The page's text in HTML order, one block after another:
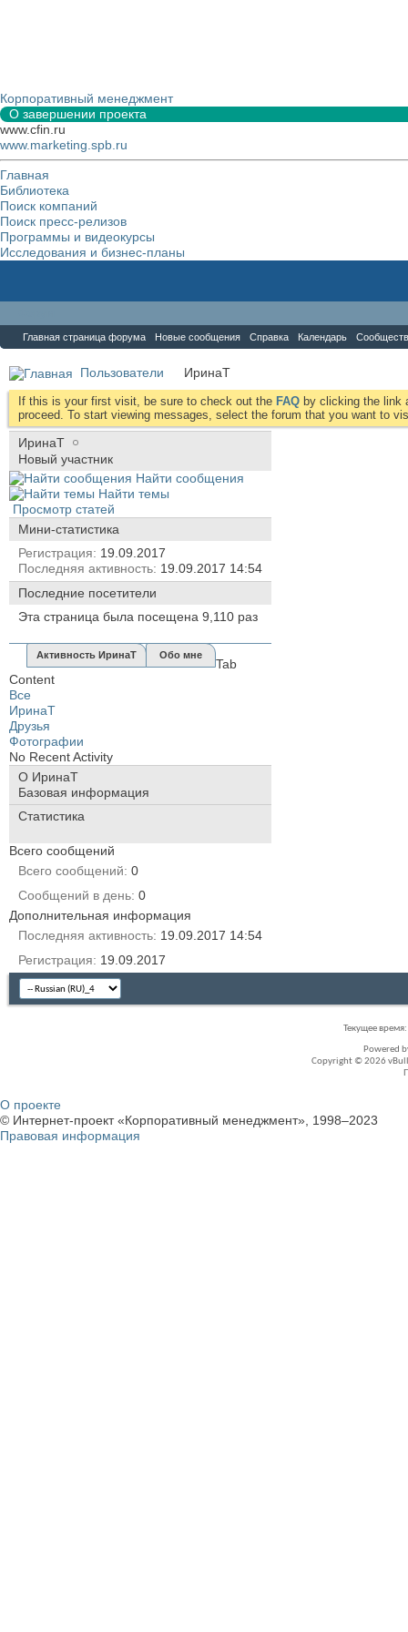
Корпоративный менеджмент
О завершении проекта
www.cfin.ru
www.marketing.spb.ru
Главная
Библиотека
Поиск компаний
Поиск пресс-релизов
Программы и видеокурсы
Исследования и бизнес-планы
Главная страница форума Новые сообщения Справка Календарь
Пользователи ИринаТ
If this is your first visit, be sure to check out the FAQ by clicking the link
proceed. To start viewing messages, select the forum that you want to
ИринаТ
Новый участник
Найти сообщения
Найти темы
Просмотр статей
Мини-статистика
Регистрация
19.09.2017
Последняя активность 19.09.2017 14:54
Последние посетители
Эта страница была посещена 9,110 раз
Активность ИринаТ Обо мне
Tab
Content
Все
ИринаТ
Друзья
Фотографии
No Recent Activity
О ИринаТ
Базовая информация
Статистика
Всего сообщений
Всего сообщений 0
Сообщений в день 0
Дополнительная информация
Последняя активность 19.09.2017 14:54
Регистрация
19.09.2017
Текущее время:
Powered
Copyright © 2026
О проекте
© Интернет-проект «Корпоративный менеджмент», 1998–2023
Правовая информация